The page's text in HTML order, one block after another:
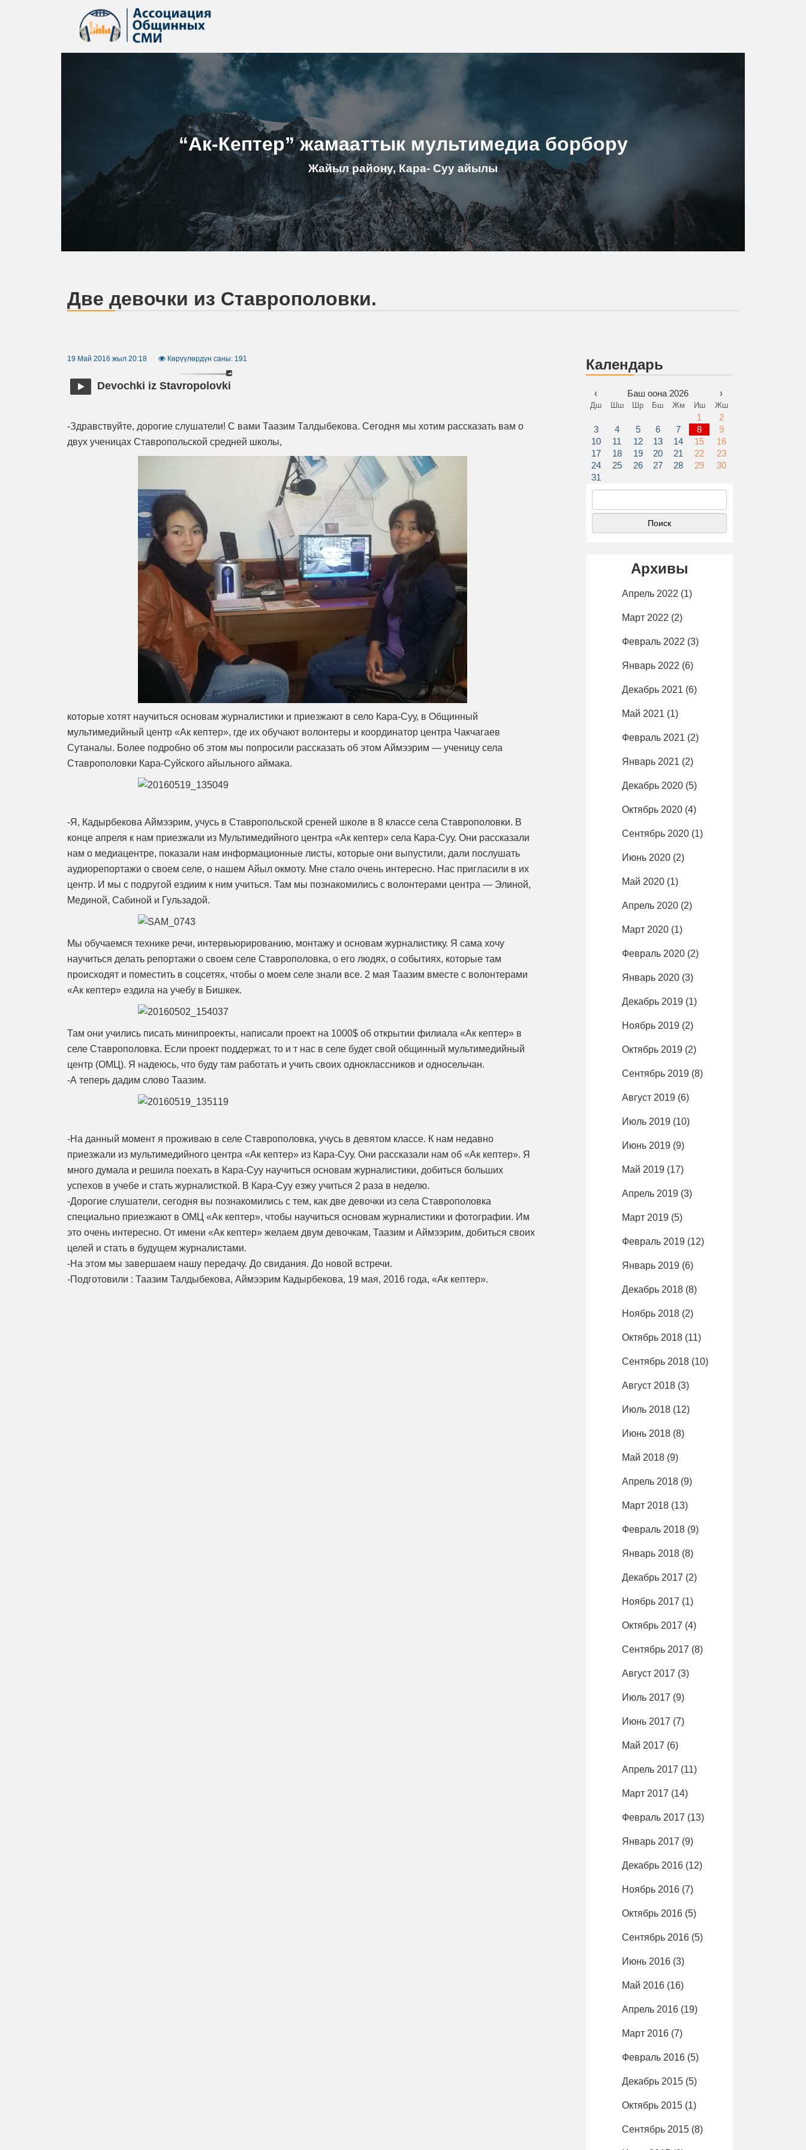
“Ак-Кептер” жамааттык мультимедиа борбору
Жайыл району, Кара- Суу айылы
Две девочки из Ставрополовки.
19 Май 2016 жыл 20:18 Көрүүлөрдүн саны: 191
Devochki iz Stavropolovki
-Здравствуйте, дорогие слушатели! С вами Таазим Талдыбекова. Сегодня мы хотим рассказать вам о
двух ученицах Ставропольской средней школы,
которые хотят научиться основам журналистики и приезжают в село Кара-Суу, в Общинный
мультимедийный центр «Ак кептер», где их обучают волонтеры и координатор центра Чакчагаев
Сутаналы. Более подробно об этом мы попросили рассказать об этом Аймээрим — ученицу села
Ставрополовки Кара-Суйского айыльного аймака.
-Я, Кадырбекова Аймээрим, учусь в Ставропольской среней школе в 8 классе села Ставрополовки. В
конце апреля к нам приезжали из Мультимедийного центра «Ак кептер» села Кара-Суу. Они рассказали
нам о медиацентре, показали нам информационные листы, которые они выпустили, дали послушать
аудиорепортажи о своем селе, о нашем Айыл окмоту. Мне стало очень интересно. Нас пригласили в их
центр. И мы с подругой ездиим к ним учиться. Там мы познакомились с волонтерами центра — Элиной,
Мединой, Сабиной и Гульзадой.
Мы обучаемся технике речи, интервьюрированию, монтажу и основам журналистику. Я сама хочу
научиться делать репортажи о своем селе Ставрополовка, о его людях, о событиях, которые там
происходят и поместить в соцсетях, чтобы о моем селе знали все. 2 мая Таазим вместе с волонтерами
«Ак кептер» ездила на учебу в Бишкек.
Там они учились писать минипроекты, написали проект на 1000$ об открытии филиала «Ак кептер» в
селе Ставрополовка. Если проект поддержат, то и т нас в селе будет свой общинный мультимедийный
центр (ОМЦ). Я надеюсь, что буду там работать и учить своих одноклассников и односельчан.
-А теперь дадим слово Таазим.
-На данный момент я проживаю в селе Ставрополовка, учусь в девятом классе. К нам недавно
приезжали из мультимедийного центра «Ак кептер» из Кара-Суу. Они рассказали нам об «Ак кептер». Я
много думала и решила поехать в Кара-Суу научиться основам журналистики, добиться больших
успехов в учебе и стать журналисткой. В Кара-Суу езжу учиться 2 раза в неделю.
-Дорогие слушатели, сегодня вы познакомились с тем, как две девочки из села Ставрополовка
специально приезжают в ОМЦ «Ак кептер», чтобы научиться основам журналистики и фотографии. Им
это очень интересно. От имени «Ак кептер» желаем двум девочкам, Таазим и Аймээрим, добиться своих
целей и стать в будущем журналистами.
-На этом мы завершаем нашу передачу. До свидания. До новой встречи.
-Подготовили : Таазим Талдыбекова, Аймээрим Кадырбекова, 19 мая, 2016 года, «Ак кептер».
Календарь
‹ Баш оона 2026 ›
Дш Шш Шр Бш Жм Иш Жш
1
2
3
4 5 6 7 8
9
10
11 12 13 14 15
16
17
18 19 20 21 22
23
24
25 26 27 28 29
30
31
Найти:
Архивы
Апрель 2022 (1)
Март 2022 (2)
Февраль 2022 (3)
Январь 2022 (6)
Декабрь 2021 (6)
Май 2021 (1)
Февраль 2021 (2)
Январь 2021 (2)
Декабрь 2020 (5)
Октябрь 2020 (4)
Сентябрь 2020 (1)
Июнь 2020 (2)
Май 2020 (1)
Апрель 2020 (2)
Март 2020 (1)
Февраль 2020 (2)
Январь 2020 (3)
Декабрь 2019 (1)
Ноябрь 2019 (2)
Октябрь 2019 (2)
Сентябрь 2019 (8)
Август 2019 (6)
Июль 2019 (10)
Июнь 2019 (9)
Май 2019 (17)
Апрель 2019 (3)
Март 2019 (5)
Февраль 2019 (12)
Январь 2019 (6)
Декабрь 2018 (8)
Ноябрь 2018 (2)
Октябрь 2018 (11)
Сентябрь 2018 (10)
Август 2018 (3)
Июль 2018 (12)
Июнь 2018 (8)
Май 2018 (9)
Апрель 2018 (9)
Март 2018 (13)
Февраль 2018 (9)
Январь 2018 (8)
Декабрь 2017 (2)
Ноябрь 2017 (1)
Октябрь 2017 (4)
Сентябрь 2017 (8)
Август 2017 (3)
Июль 2017 (9)
Июнь 2017 (7)
Май 2017 (6)
Апрель 2017 (11)
Март 2017 (14)
Февраль 2017 (13)
Январь 2017 (9)
Декабрь 2016 (12)
Ноябрь 2016 (7)
Октябрь 2016 (5)
Сентябрь 2016 (5)
Июнь 2016 (3)
Май 2016 (16)
Апрель 2016 (19)
Март 2016 (7)
Февраль 2016 (5)
Декабрь 2015 (5)
Октябрь 2015 (1)
Сентябрь 2015 (8)